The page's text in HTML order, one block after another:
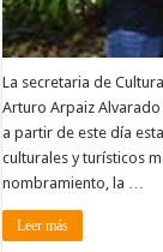
La secretaria de
Arturo Arpaiz
a partir de este día
culturales y turísticos
nombramiento, la …
Leer más